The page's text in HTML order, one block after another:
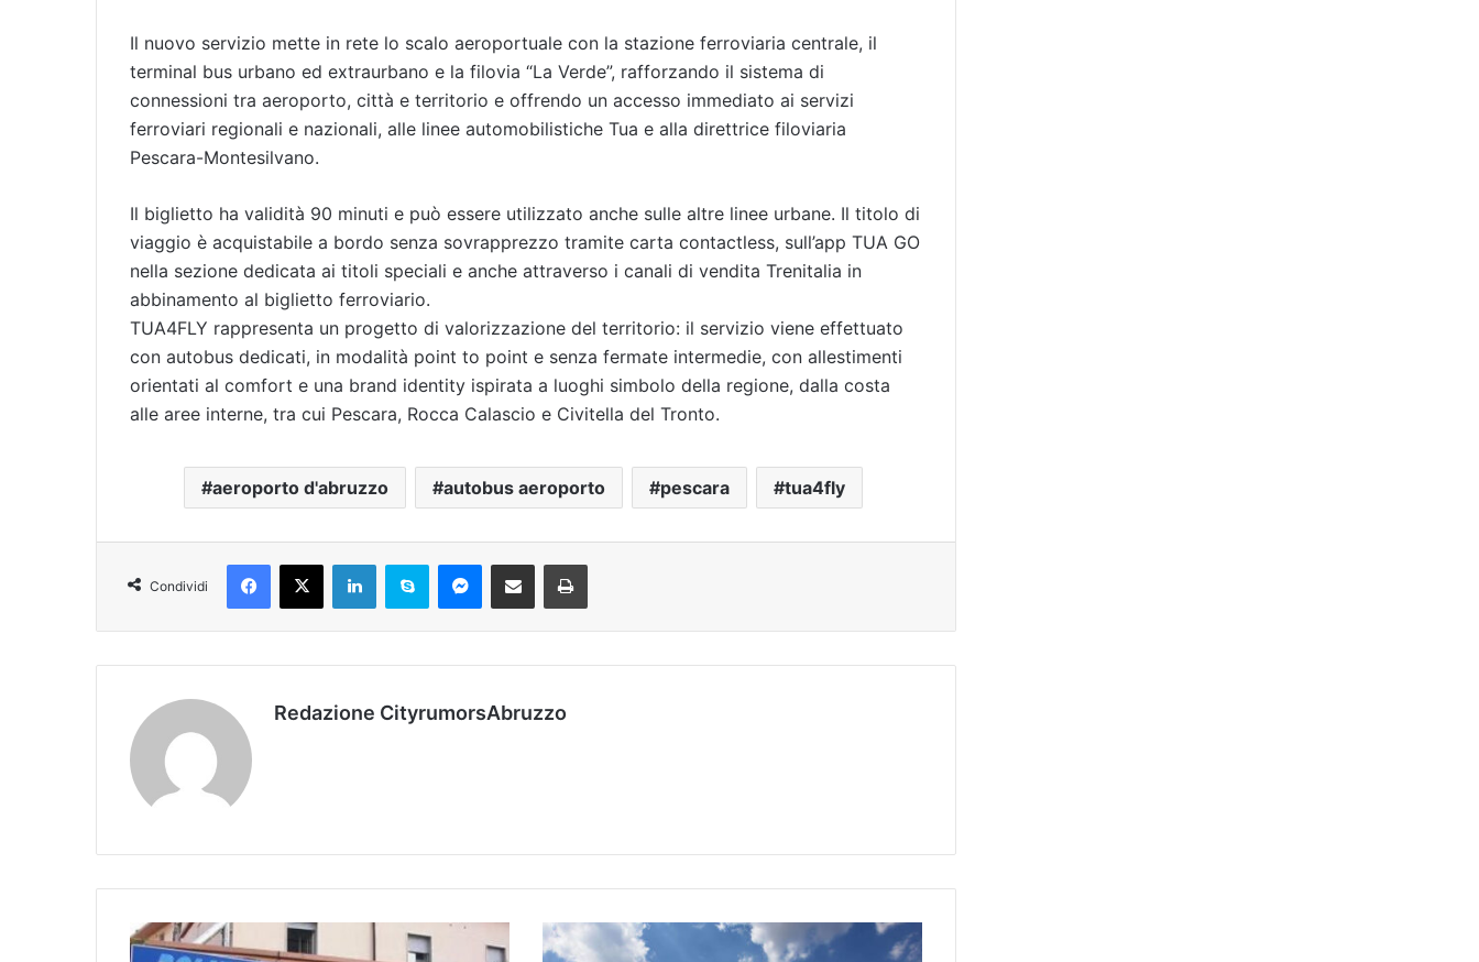
Il nuovo servizio mette in rete lo scalo aeroportuale con la stazione ferroviaria centrale, il
terminal bus urbano ed extraurbano e la filovia “La Verde”, rafforzando il sistema di
connessioni tra aeroporto, città e territorio e offrendo un accesso immediato ai servizi
ferroviari regionali e nazionali, alle linee automobilistiche Tua e alla direttrice filoviaria
Pescara-Montesilvano.
Il biglietto ha validità 90 minuti e può essere utilizzato anche sulle altre linee urbane. Il titolo di
viaggio è acquistabile a bordo senza sovrapprezzo tramite carta contactless, sull’app TUA GO
nella sezione dedicata ai titoli speciali e anche attraverso i canali di vendita Trenitalia in
abbinamento al biglietto ferroviario.
TUA4FLY rappresenta un progetto di valorizzazione del territorio: il servizio viene effettuato
con autobus dedicati, in modalità point to point e senza fermate intermedie, con allestimenti
orientati al comfort e una brand identity ispirata a luoghi simbolo della regione, dalla costa
alle aree interne, tra cui Pescara, Rocca Calascio e Civitella del Tronto.
aeroporto d'abruzzo autobus aeroporto pescara tua4fly
Condividi
Redazione CityrumorsAbruzzo